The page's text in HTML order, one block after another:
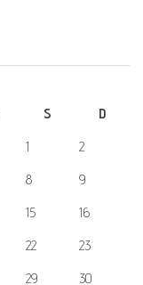
S
D
1
2
8
9
15
16
22
23
29
30